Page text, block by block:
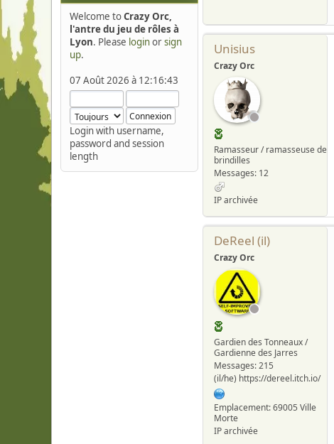
Welcome toCrazy Orc,
l'antre du jeu de rôles à
Lyon. Please loginorsign
up.
07 Août 2026 à 12:16:43
Login with username,
password and session
length
Unisius
Crazy Orc
Ramasseur / ramasseuse de
brindilles
Messages: 12
IP archivée
DeReel (il)
Crazy Orc
Gardien des Tonneaux /
Gardienne des Jarres
Messages: 215
(il/he) https://dereel.itch.io/
Emplacement: 69005 Ville
Morte
IP archivée